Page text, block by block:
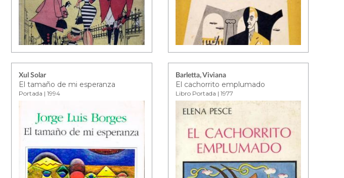
Xul Solar
El tamaño de mi esperanza
Portada | 1994
Barletta, Viviana
El cachorrito emplumado
Libro Portada | 1977